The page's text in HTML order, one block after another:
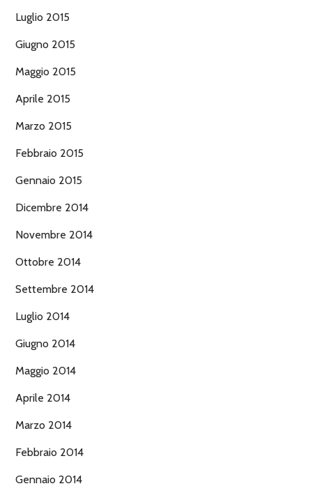
Luglio 2015
Giugno 2015
Maggio 2015
Aprile 2015
Marzo 2015
Febbraio 2015
Gennaio 2015
Dicembre 2014
Novembre 2014
Ottobre 2014
Settembre 2014
Luglio 2014
Giugno 2014
Maggio 2014
Aprile 2014
Marzo 2014
Febbraio 2014
Gennaio 2014